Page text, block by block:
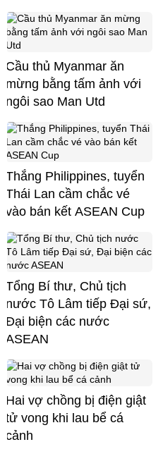
Cầu thủ Myanmar ăn
mừng bằng tấm ảnh với
ngôi sao Man Utd
Thắng Philippines, tuyển
Thái Lan cầm chắc vé
vào bán kết ASEAN Cup
Tổng Bí thư, Chủ tịch
nước Tô Lâm tiếp Đại sứ,
Đại biện các nước
ASEAN
Hai vợ chồng bị điện giật
tử vong khi lau bể cá
cảnh